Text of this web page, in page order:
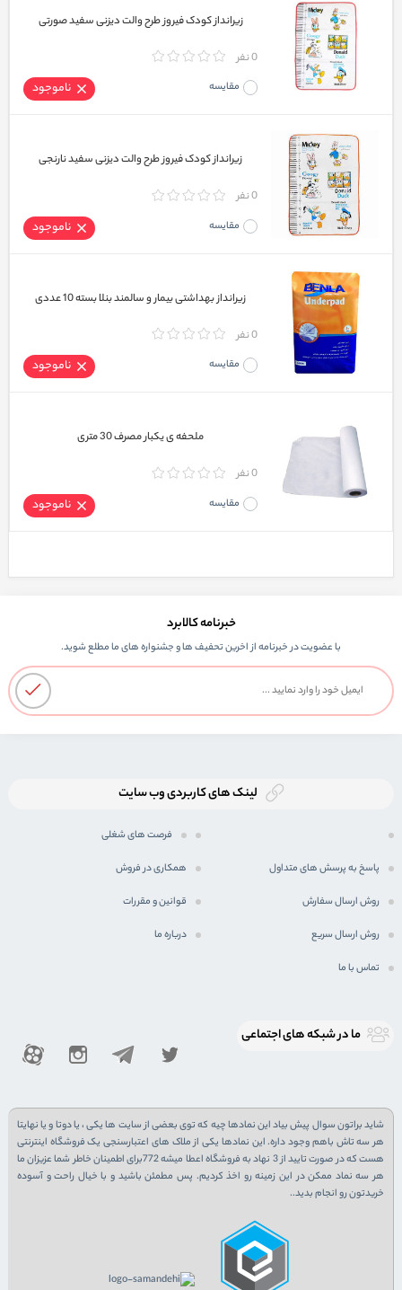
زیرانداز کودک فیروز طرح والت دیزنی سفید صورتی
0 نفر
مقایسه ناموجود
زیرانداز کودک فیروز طرح والت دیزنی سفید نارنجی
0 نفر
مقایسه ناموجود
زیرانداز بهداشتی بیمار و سالمند بنلا بسته 10 عددی
0 نفر
مقایسه ناموجود
ملحفه ی یکبار مصرف 30 متری
0 نفر
مقایسه ناموجود
خبرنامه کالابرد
با عضویت در خبرنامه از اخرین تحفیف ها و جشنواره های ما مطلع شوید.
لینک های کاربردی وب سایت
فرصت های شغلی
پاسخ به پرسش های متداول همکاری در فروش
روش ارسال سفارش قوانین و مقررات
روش ارسال سریع درباره ما
تماس با ما
ما در شبكه های اجتماعی
شاید براتون سوال پیش بیاد این نمادها چیه که توی بعضی از سایت ها یکی ، یا دوتا و یا نهایتا
هر سه تاش باهم وجود داره. این نمادها یکی از ملاک های اعتبارسنجی یک فروشگاه اینترنتی
هست که در صورت تایید از 3 نهاد به فروشگاه اعطا میشه 772برای اطمینان خاطر شما عزیزان ما
هر سه نماد ممکن در این زمینه رو اخذ کردیم. پس مطمئن باشید و با خیال راحت و آسوده
خریدتون رو انجام بدید..